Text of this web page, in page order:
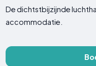
De dichtstbijzijnde
accommodatie.